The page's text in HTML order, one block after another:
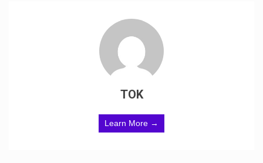
TOK
Learn More →